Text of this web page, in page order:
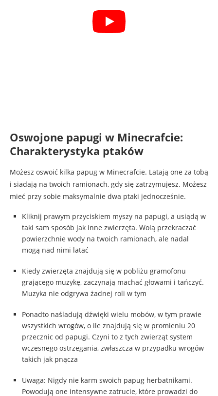
Oswojone papugi w Minecrafcie:
Charakterystyka ptaków
Możesz oswoić kilka papug w Minecrafcie. Latają one za tobą
i siadają na twoich ramionach, gdy się zatrzymujesz. Możesz
mieć przy sobie maksymalnie dwa ptaki jednocześnie.
Kliknij prawym przyciskiem myszy na papugi, a usiądą w
taki sam sposób jak inne zwierzęta. Wolą przekraczać
powierzchnie wody na twoich ramionach, ale nadal
mogą nad nimi latać
Kiedy zwierzęta znajdują się w pobliżu gramofonu
grającego muzykę, zaczynają machać głowami i tańczyć.
Muzyka nie odgrywa żadnej roli w tym
Ponadto naśladują dźwięki wielu mobów, w tym prawie
wszystkich wrogów, o ile znajdują się w promieniu 20
przecznic od papugi. Czyni to z tych zwierząt system
wczesnego ostrzegania, zwłaszcza w przypadku wrogów
takich jak pnącza
Uwaga: Nigdy nie karm swoich papug herbatnikami.
Powodują one intensywne zatrucie, które prowadzi do